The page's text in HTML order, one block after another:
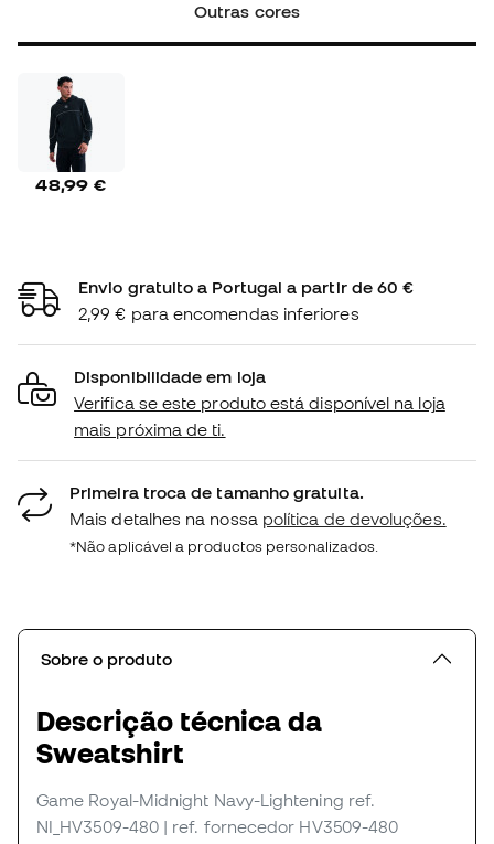
Outras cores
48,99 €
Envio gratuito a Portugal a partir de 60 €
2,99 € para encomendas inferiores
Disponibilidade em loja
Verifica se este produto está disponível na loja
mais próxima de ti.
Primeira troca de tamanho gratuita.
Mais detalhes na nossa política de devoluções.
*Não aplicável a productos personalizados.
Sobre o produto
Descrição técnica da
Sweatshirt
Game Royal-Midnight Navy-Lightening ref.
NI_HV3509-480 | ref. fornecedor HV3509-480